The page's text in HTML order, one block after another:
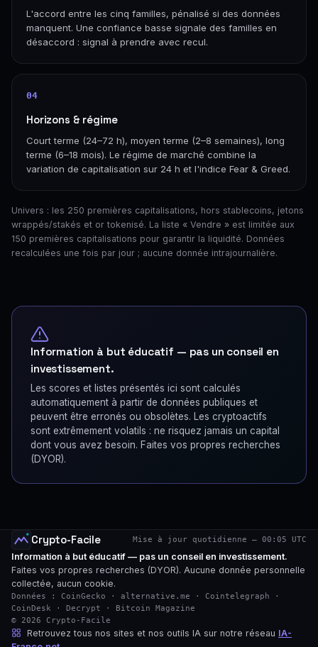
L'accord entre les cinq familles, pénalisé si des données
manquent. Une confiance basse signale des familles en
désaccord : signal à prendre avec recul.
04
Horizons & régime
Court terme (24–72 h), moyen terme (2–8 semaines), long
terme (6–18 mois). Le régime de marché combine la
variation de capitalisation sur 24 h et l'indice Fear & Greed.
Univers : les 250 premières capitalisations, hors stablecoins, jetons
wrappés/stakés et or tokenisé. La liste « Vendre » est limitée aux
150 premières capitalisations pour garantir la liquidité. Données
recalculées une fois par jour ; aucune donnée intrajournalière.
Information à but éducatif — pas un conseil en
investissement.
Les scores et listes présentés ici sont calculés
automatiquement à partir de données publiques et
peuvent être erronés ou obsolètes. Les cryptoactifs
sont extrêmement volatils : ne risquez jamais un capital
dont vous avez besoin. Faites vos propres recherches
(DYOR).
Crypto-Facile Mise à jour quotidienne — 00:05 UTC
Information à but éducatif — pas un conseil en investissement.
Faites vos propres recherches (DYOR). Aucune donnée personnelle
collectée, aucun cookie.
Données : CoinGecko · alternative.me · Cointelegraph ·
CoinDesk · Decrypt · Bitcoin Magazine
© 2026 Crypto-Facile
Retrouvez tous nos sites et nos outils IA sur notre réseau IA-